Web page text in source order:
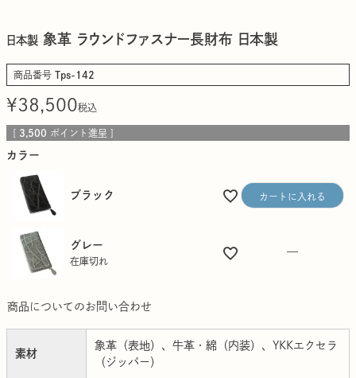
日本製 象革 ラウンドファスナー長財布 日本製
商品番号 Tps-142
¥38,500税込
[ 3,500 ポイント進呈 ]
カラー
ブラック カートに入れる
グレー
在庫切れ
—
商品についてのお問い合わせ
素材
象革（表地）、牛革・綿（内装）、YKKエクセラ
（ジッパー）